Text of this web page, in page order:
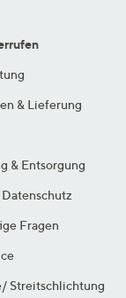
& Lieferung
& Entsorgung
Fragen
Streitschlichtung